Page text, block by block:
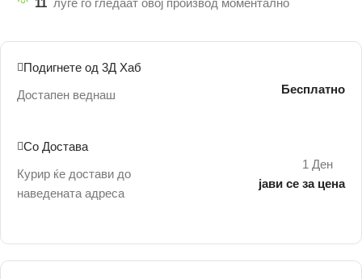
11 луѓе го гледаат овој производ моментално
Подигнете од 3Д Хаб
Достапен веднаш
Бесплатно
Со Достава
Курир ќе достави до
наведената адреса
1 Ден
јави се за цена